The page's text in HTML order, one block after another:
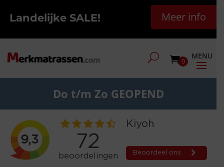
Landelijke SALE! Meer info
0
Do t/m Zo GEOPEND